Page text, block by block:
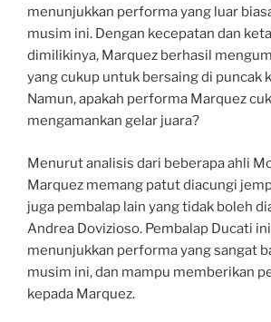
menunjukkan performa yang luar
musim ini. Dengan kecepatan dan
dimilikinya, Marquez berhasil
yang cukup untuk bersaing di puncak
Namun, apakah performa Marquez
mengamankan gelar juara?
Menurut analisis dari beberapa ahli
Marquez memang patut diacungi
juga pembalap lain yang tidak boleh
Andrea Dovizioso. Pembalap Ducati
menunjukkan performa yang sangat
musim ini, dan mampu memberikan
kepada Marquez.